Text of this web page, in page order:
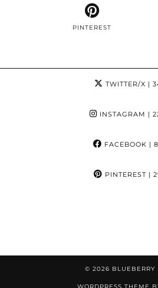
PINTEREST
TWITTER/X |
INSTAGRAM |
FACEBOOK |
PINTEREST|
© 2026 BLUEBERRY